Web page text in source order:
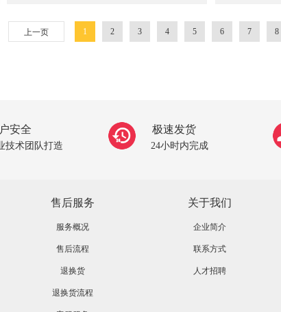
上一页 1 2 3 4 5 6 7 8
安全
技术团队打造
极速发货
24小时内完成
售后服务
服务概况
售后流程
退换货
退换货流程
关于我们
企业简介
联系方式
人才招聘